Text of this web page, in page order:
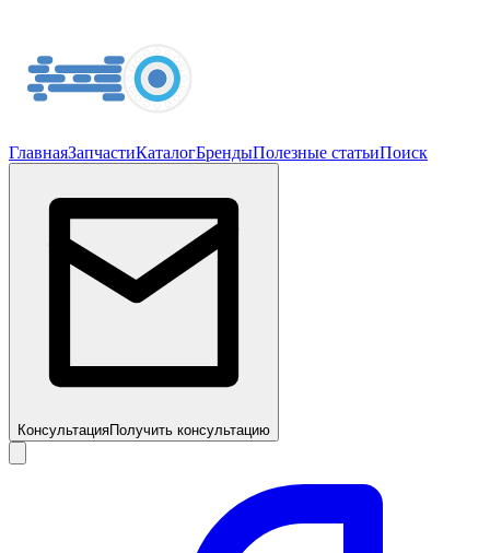
ГлавнаяЗапчастиКаталогБрендыПолезные статьиПоиск
КонсультацияПолучить консультацию